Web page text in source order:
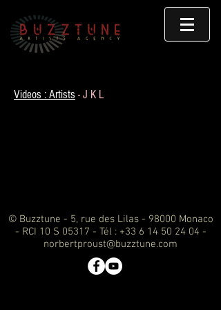
Videos : Artists - J K L
© Buzztune - 5, rue des Lilas - 98000 Monaco
- RCI 10 S 05317 - Tél : +33 6 14 50 24 04-
norbertproust@buzztune.com